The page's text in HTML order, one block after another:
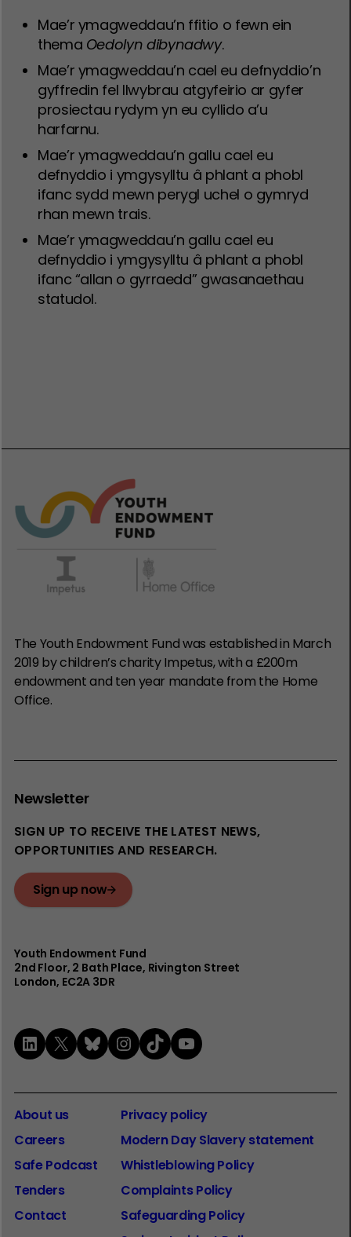
Mae’r ymagweddau’n ffitio o fewn ein
thema Oedolyn dibynadwy.
Mae’r ymagweddau’n cael eu defnyddio’n
gyffredin fel llwybrau atgyfeirio ar gyfer
prosiectau rydym yn eu cyllido a’u
harfarnu.
Mae’r ymagweddau’n gallu cael eu
defnyddio i ymgysylltu â phlant a phobl
ifanc sydd mewn perygl uchel o gymryd
rhan mewn trais.
Mae’r ymagweddau’n gallu cael eu
defnyddio i ymgysylltu â phlant a phobl
ifanc “allan o gyrraedd” gwasanaethau
statudol.
The Youth Endowment Fund was established in March
2019 by children’s charity Impetus, with a £200m
endowment and ten year mandate from the Home
Office.
Newsletter
SIGN UP TO RECEIVE THE LATEST NEWS,
OPPORTUNITIES AND RESEARCH.
Sign up now
Youth Endowment Fund
2nd Floor​, 2 Bath Place, Rivington Street
London, EC2A 3DR
LinkedIn
X Bluesky
Instagram
TikTokYouTube
About us
Careers
Safe Podcast
Tenders
Contact
Privacy policy
Modern Day Slavery statement
Whistleblowing Policy
Complaints Policy
Safeguarding Policy